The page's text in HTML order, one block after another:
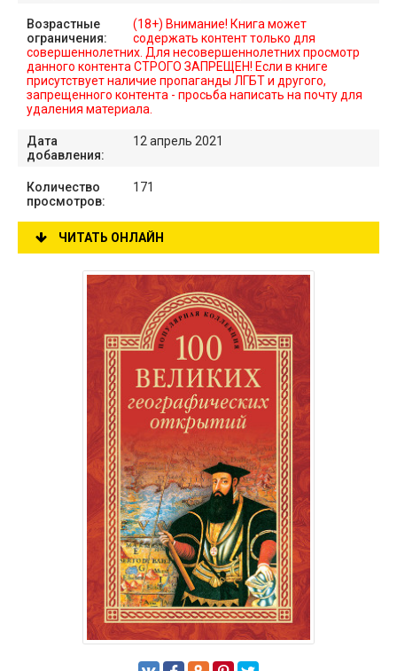
Возрастные
ограничения:
(18+) Внимание! Книга может
содержать контент только для
совершеннолетних. Для несовершеннолетних просмотр
данного контента СТРОГО ЗАПРЕЩЕН! Если в книге
присутствует наличие пропаганды ЛГБТ и другого,
запрещенного контента - просьба написать на почту для
удаления материала.
Дата
добавления:
12 апрель 2021
Количество
просмотров:
171
ЧИТАТЬ ОНЛАЙН